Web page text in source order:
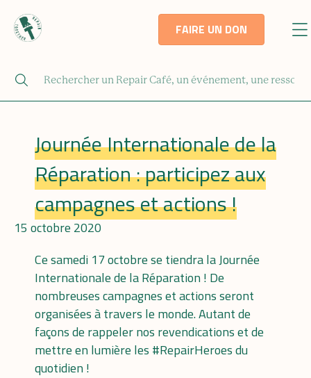
FAIRE UN DON
Journée Internationale de la
Réparation : participez aux
campagnes et actions !
15 octobre 2020
Ce samedi 17 octobre se tiendra la Journée
Internationale de la Réparation ! De
nombreuses campagnes et actions seront
organisées à travers le monde. Autant de
façons de rappeler nos revendications et de
mettre en lumière les #RepairHeroes du
quotidien !